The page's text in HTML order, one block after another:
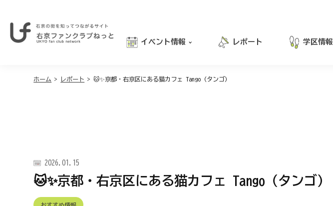
イベント情報
グルメ
レポート 学区情報
ホーム > レポート >🐱✨京都・右京区にある猫カフェ Tango（タンゴ）
2026.01.15
🐱✨京都・右京区にある猫カフェ Tango（タンゴ）